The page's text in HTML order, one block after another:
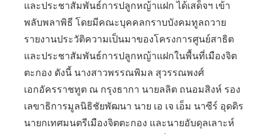
และประชาสัมพันธ์การปลูกหญ้าแฝก ได้เสด็จฯ เข้า
พลับพลาพิธี โดยมีคณะบุคคลกราบบังคมทูลถวาย
รายงานประวัติความเป็นมาของโครงการศูนย์สาธิต
และประชาสัมพันธ์การปลูกหญ้าแฝกในพื้นที่เมืองจิต
ตะกอง ดังนี้ นางสาวพรรณพิมล สุวรรณพงศ์
เอกอัครราชทูต ณ กรุงธากา นายลลิต ถนอมสิงห์ รอง
เลขาธิการมูลนิธิชัยพัฒนา นาย เอ เจ เอ็ม นาซีร์ อุดดิร
นายกเทศมนตรีเมืองจิตตะกอง และนายอับดุลเลาะห์